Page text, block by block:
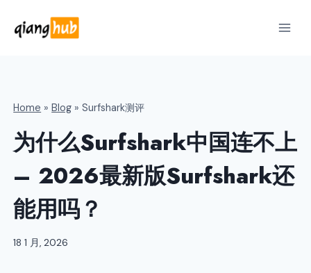
Home »Blog »Surfshark测评
为什么Surfshark中国连不上
– 2026最新版Surfshark还
能用吗？
18 1 月, 2026